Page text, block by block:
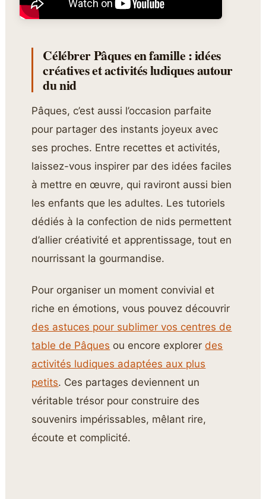
Célébrer Pâques en famille : idées
créatives et activités ludiques autour
du nid
Pâques, c’est aussi l’occasion parfaite
pour partager des instants joyeux avec
ses proches. Entre recettes et activités,
laissez-vous inspirer par des idées faciles
à mettre en œuvre, qui raviront aussi bien
les enfants que les adultes. Les tutoriels
dédiés à la confection de nids permettent
d’allier créativité et apprentissage, tout en
nourrissant la gourmandise.
Pour organiser un moment convivial et
riche en émotions, vous pouvez découvrir
des astuces pour sublimer vos centres de
table de Pâques ou encore explorer des
activités ludiques adaptées aux plus
petits. Ces partages deviennent un
véritable trésor pour construire des
souvenirs impérissables, mêlant rire,
écoute et complicité.